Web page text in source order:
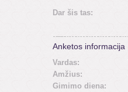
Dar šis tas:
Anketos informacija
Vardas:
Amžius:
Gimimo diena: